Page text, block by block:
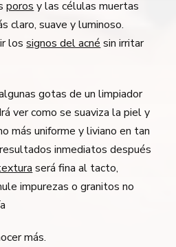
poros y las células muertas
claro, suave y luminoso.
lossignos del acné sin irritar
gotas de un limpiador
ver como se suaviza la piel y
más uniforme y liviano en tan
inmediatos después
será fina al tacto,
impurezas o granitos no
más.